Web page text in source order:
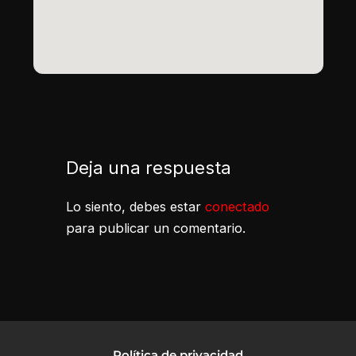
Deja una respuesta
Lo siento, debes estar conectado
para publicar un comentario.